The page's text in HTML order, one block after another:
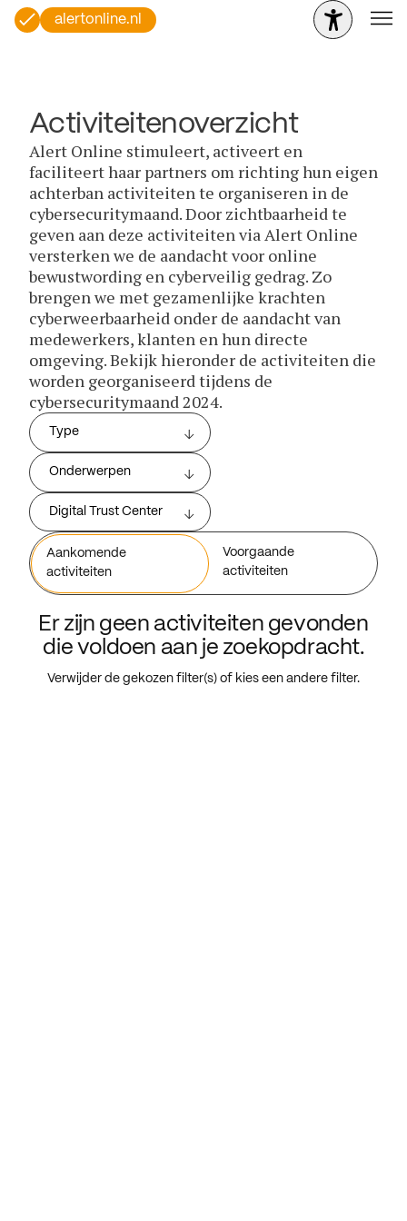
alertonline.nl
Activiteitenoverzicht
Alert Online stimuleert, activeert en
faciliteert haar partners om richting hun eigen
achterban activiteiten te organiseren in de
cybersecuritymaand. Door zichtbaarheid te
geven aan deze activiteiten via Alert Online
versterken we de aandacht voor online
bewustwording en cyberveilig gedrag. Zo
brengen we met gezamenlijke krachten
cyberweerbaarheid onder de aandacht van
medewerkers, klanten en hun directe
omgeving. Bekijk hieronder de activiteiten die
worden georganiseerd tijdens de
cybersecuritymaand 2024.
Type
Onderwerpen
Digital Trust Center
Aankomende
activiteiten
Voorgaande
activiteiten
Er zijn geen activiteiten gevonden
die voldoen aan je zoekopdracht.
Verwijder de gekozen filter(s) of kies een andere filter.